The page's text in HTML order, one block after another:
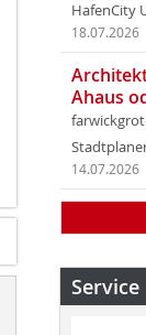
HafenCity
18.07.2026
Ahaus
14.07.2026
Service